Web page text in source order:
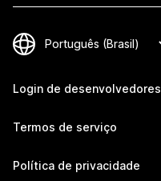
Login de desenvolvedores
Termos de serviço
Política de privacidade